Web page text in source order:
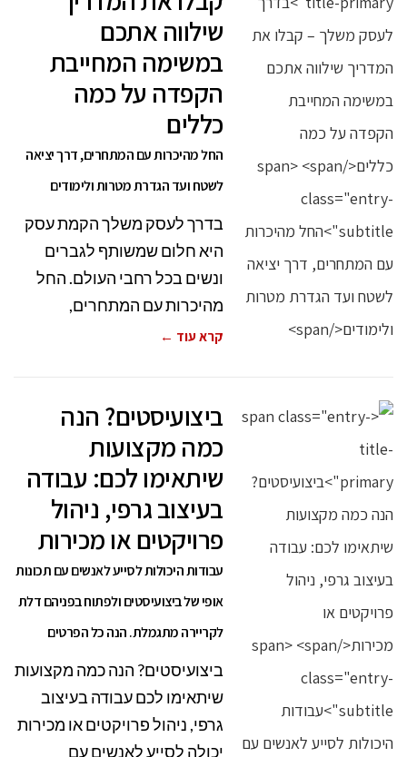
שילווה אתכם
במשימה המחייבת
הקפדה על כמה
כללים
החל מהיכרות עם המתחרים, דרך יציאה
לשטח ועד הגדרת מטרות ולימודים
בדרך לעסק משלך הקמת עסק
היא חלום שמשותף לגברים
ונשים בכל רחבי העולם. החל
מהיכרות עם המתחרים,
קרא עוד ←
ביצועיסטים? הנה
כמה מקצועות
שיתאימו לכם: עבודה
בעיצוב גרפי, ניהול
פרויקטים או מכירות
עבודות היכולות לסייע לאנשים עם תכונות
אופי של ביצועיסטים ולפתוח בפניהם דלת
לקריירה מתגמלת. הנה כל הפרטים
ביצועיסטים? הנה כמה מקצועות
שיתאימו לכם עבודה בעיצוב
גרפי, ניהול פרויקטים או מכירות
יכולה לסייע לאנשים עם